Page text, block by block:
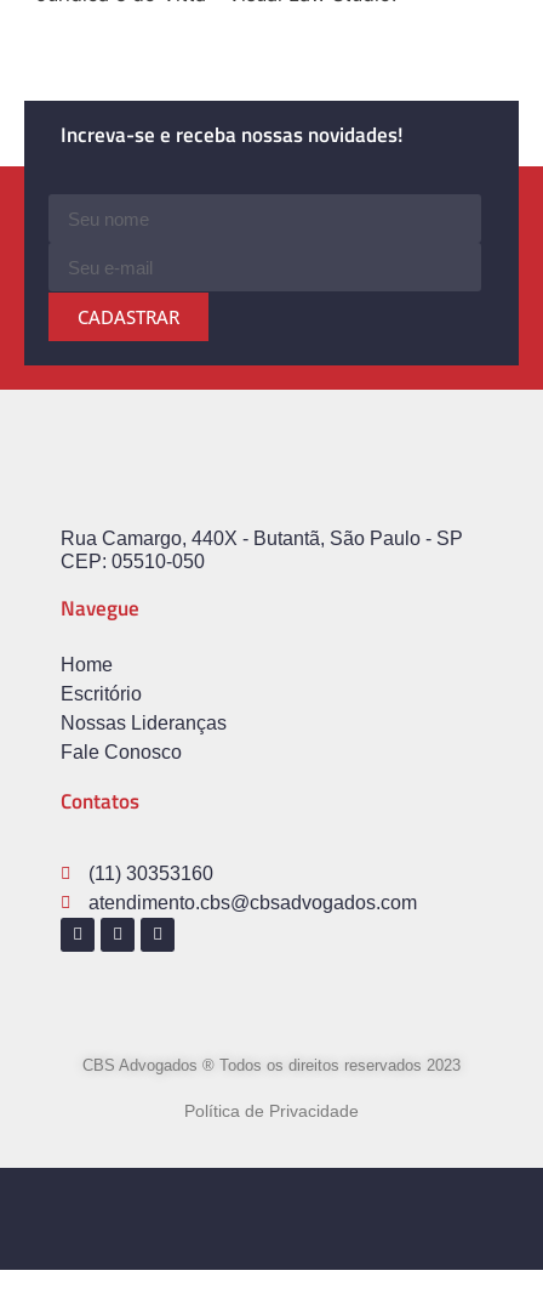
Increva-se e receba nossas novidades!
CADASTRAR
Rua Camargo, 440X - Butantã, São Paulo - SP
CEP: 05510-050
Navegue
Home
Escritório
Nossas Lideranças
Fale Conosco
Contatos
(11) 30353160
atendimento.cbs@cbsadvogados.com
CBS Advogados ® Todos os direitos reservados 2023
Política de Privacidade